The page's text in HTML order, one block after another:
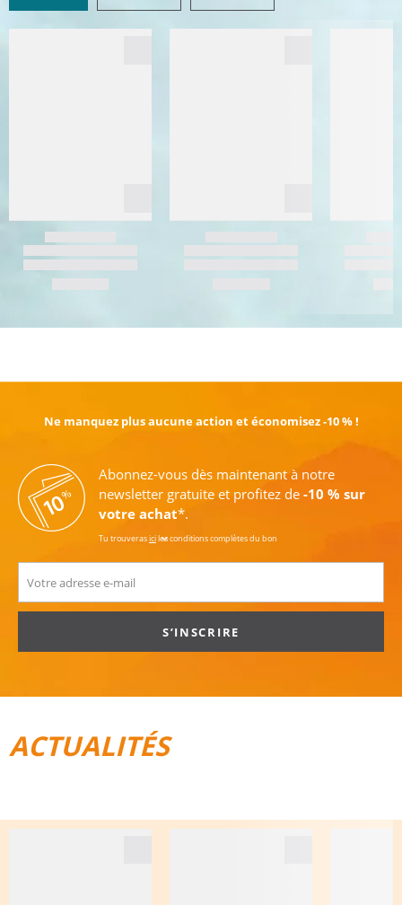
Ne manquez plus aucune action et économisez -10 % !
Abonnez-vous dès maintenant à notre
newsletter gratuite et profitez de -10 % sur
votre achat*.
Tu trouverasiciles conditions complètes du bon
S’INSCRIRE
ACTUALITÉS